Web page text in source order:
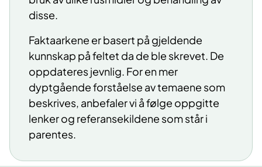
disse.
Faktaarkene er basert på gjeldende
kunnskap på feltet da de ble skrevet. De
oppdateres jevnlig. For en mer
dyptgående forståelse av temaene som
beskrives, anbefaler vi å følge oppgitte
lenker og referansekildene som står i
parentes.